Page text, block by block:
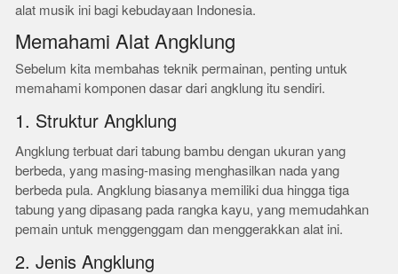
alat musik ini bagi kebudayaan Indonesia.
Memahami Alat Angklung
Sebelum kita membahas teknik permainan, penting untuk
memahami komponen dasar dari angklung itu sendiri.
1. Struktur Angklung
Angklung terbuat dari tabung bambu dengan ukuran yang
berbeda, yang masing-masing menghasilkan nada yang
berbeda pula. Angklung biasanya memiliki dua hingga tiga
tabung yang dipasang pada rangka kayu, yang memudahkan
pemain untuk menggenggam dan menggerakkan alat ini.
2. Jenis Angklung